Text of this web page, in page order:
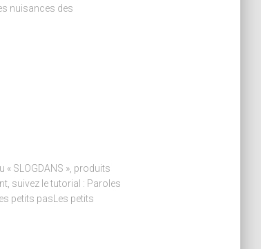
nuisances des
SLOGDANS », produits
suivez le tutorial : Paroles
petits pasLes petits